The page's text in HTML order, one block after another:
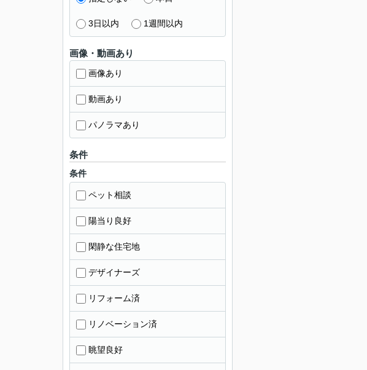
3日以内 1週間以内
画像・動画あり
画像あり
動画あり
パノラマあり
条件
条件
ペット相談
陽当り良好
閑静な住宅地
デザイナーズ
リフォーム済
リノベーション済
眺望良好